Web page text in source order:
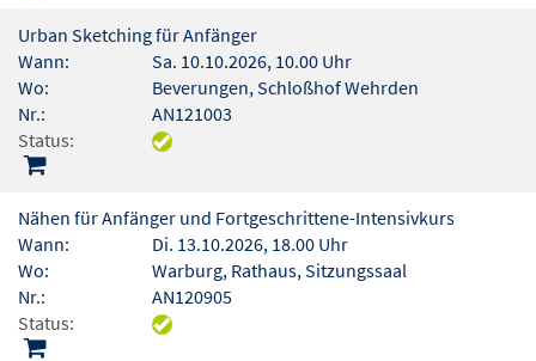
Urban Sketching für Anfänger
Wann:
Sa. 10.10.2026, 10.00 Uhr
Wo:
Beverungen, Schloßhof Wehrden
Nr.:
AN121003
Status:
Nähen für Anfänger und Fortgeschrittene-Intensivkurs
Wann:
Di. 13.10.2026, 18.00 Uhr
Wo:
Warburg, Rathaus, Sitzungssaal
Nr.:
AN120905
Status: